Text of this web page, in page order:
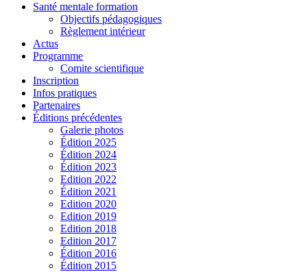
Santé mentale formation
Objectifs pédagogiques
Règlement intérieur
Actus
Programme
Comite scientifique
Inscription
Infos pratiques
Partenaires
Éditions précédentes
Galerie photos
Édition 2025
Édition 2024
Édition 2023
Edition 2022
Édition 2021
Edition 2020
Edition 2019
Edition 2018
Edition 2017
Édition 2016
Édition 2015